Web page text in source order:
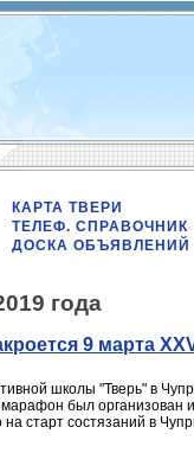
КАРТА ТВЕРИ
ТЕЛЕФ. СПРАВОЧНИК
ДОСКА ОБЪЯВЛЕНИЙ
года
9 марта
школы "Тверь" в
был организован
на старт состязаний в